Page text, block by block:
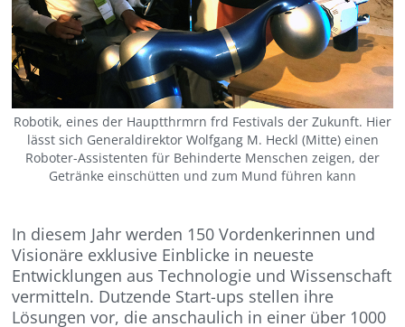
Robotik, eines der Hauptthrmrn frd Festivals der Zukunft. Hier
lässt sich Generaldirektor Wolfgang M. Heckl (Mitte) einen
Roboter-Assistenten für Behinderte Menschen zeigen, der
Getränke einschütten und zum Mund führen kann
In diesem Jahr werden 150 Vordenkerinnen und
Visionäre exklusive Einblicke in neueste
Entwicklungen aus Technologie und Wissenschaft
vermitteln. Dutzende Start-ups stellen ihre
Lösungen vor, die anschaulich in einer über 1000